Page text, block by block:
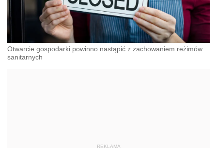
Otwarcie gospodarki powinno nastąpić z zachowaniem reżimów
sanitarnych